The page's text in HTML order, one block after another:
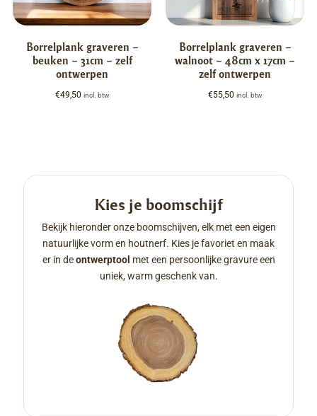
Borrelplank graveren –
beuken – 31cm – zelf
ontwerpen
€49,50 incl. btw
Borrelplank graveren –
walnoot – 48cm x 17cm –
zelf ontwerpen
€55,50 incl. btw
Kies je boomschijf
Bekijk hieronder onze boomschijven, elk met een eigen
natuurlijke vorm en houtnerf. Kies je favoriet en maak
er in deontwerptool met een persoonlijke gravure een
uniek, warm geschenk van.